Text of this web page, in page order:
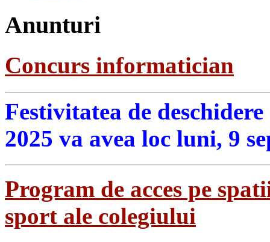
Anunturi
Concurs informatician
Festivitatea de
2025 va avea loc luni, 9
Program de acces pe
sport ale colegiului